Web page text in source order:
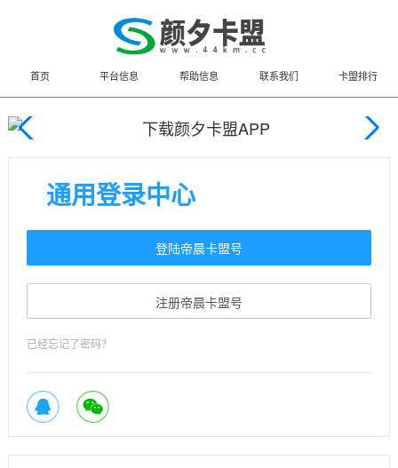
首页 平台信息 帮助信息 联系我们 卡盟排行
通用登录中心
登陆帝晨卡盟号
注册帝晨卡盟号
已经忘记了密码？